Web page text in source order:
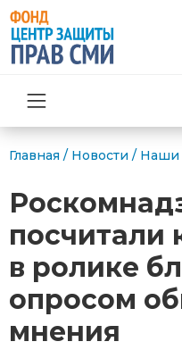
Главная / Новости / Наши
посчитали
в ролике
опросом
мнения